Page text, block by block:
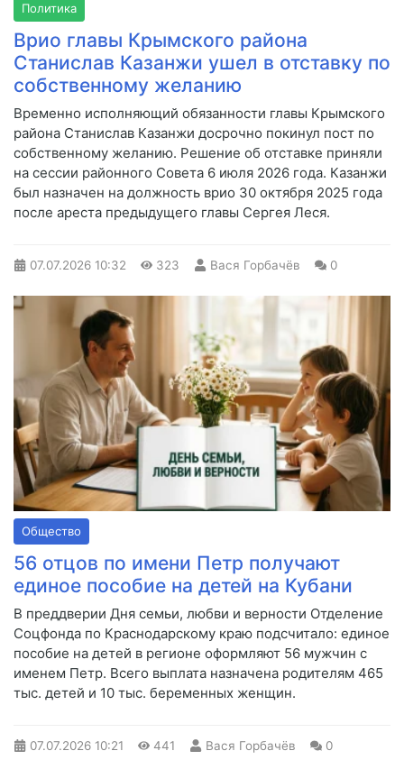
Политика
Врио главы Крымского района
Станислав Казанжи ушел в отставку по
собственному желанию
Временно исполняющий обязанности главы Крымского
района Станислав Казанжи досрочно покинул пост по
собственному желанию. Решение об отставке приняли
на сессии районного Совета 6 июля 2026 года. Казанжи
был назначен на должность врио 30 октября 2025 года
после ареста предыдущего главы Сергея Леся.
07.07.2026 10:32 323 Вася Горбачёв 0
Общество
56 отцов по имени Петр получают
единое пособие на детей на Кубани
В преддверии Дня семьи, любви и верности Отделение
Соцфонда по Краснодарскому краю подсчитало: единое
пособие на детей в регионе оформляют 56 мужчин с
именем Петр. Всего выплата назначена родителям 465
тыс. детей и 10 тыс. беременных женщин.
07.07.2026 10:21 441 Вася Горбачёв 0